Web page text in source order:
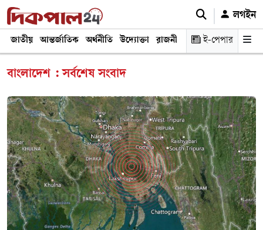
লগইন
জাতীয় আন্তর্জাতিক অর্থনীতি উদ্যোক্তা রাজনীতি শিক্ষা স্বাস্থ্য ও
ই-পেপার
বাংলাদেশ : সর্বশেষ সংবাদ